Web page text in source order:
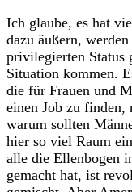
Ich glaube, es hat
dazu äußern,
privilegierten Status
Situation kommen.
die für Frauen und
einen Job zu finden,
warum sollten
hier so viel Raum
alle die Ellenbogen
gemacht hat, ist